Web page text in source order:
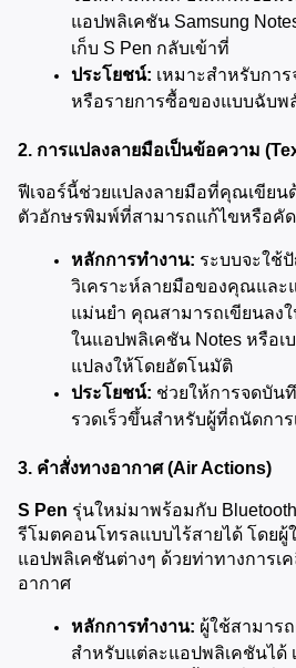
แอปพลิเคชัน Samsung
เก็บ S Pen กลับเข้าที่
ประโยชน์: เหมาะสำหรับกา
หรือรายการซื้อของแบบฉับพ
2. การแปลงลายมือเป็นข้อความ
ฟีเจอร์นี้ช่วยแปลงลายมือที่คุณเขียน
ตัวอักษรพิมพ์ที่สามารถแก้ไขหรือคั
หลักการทำงาน: ระบบจะใช้
วิเคราะห์ลายมือของคุณแล
แม่นยำ คุณสามารถเขียนลง
ในแอปพลิเคชัน Notes หรือเ
แปลงให้โดยอัตโนมัติ
ประโยชน์: ช่วยให้การจดบัน
รวดเร็วขึ้นสำหรับผู้ที่ถนัดกา
3. คำสั่งทางอากาศ (Air Actions)
S Pen รุ่นใหม่มาพร้อมกับ
รีโมตคอนโทรลแบบไร้สายได้ โดย
แอปพลิเคชันต่างๆ ด้วยท่าทางการเ
อากาศ
หลักการทำงาน: ผู้ใช้สามาร
สำหรับแต่ละแอปพลิเคชันได้